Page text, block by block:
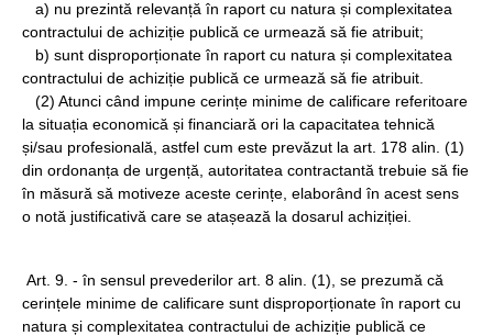
a) nu prezintă relevanță în raport cu natura și complexitatea
contractului de achiziție publică ce urmează să fie atribuit;
b) sunt disproporționate în raport cu natura și complexitatea
contractului de achiziție publică ce urmează să fie atribuit.
(2) Atunci când impune cerințe minime de calificare referitoare
la situația economică și financiară ori la capacitatea tehnică
și/sau profesională, astfel cum este prevăzut la art. 178 alin. (1)
din ordonanța de urgență, autoritatea contractantă trebuie să fie
în măsură să motiveze aceste cerințe, elaborând în acest sens
o notă justificativă care se atașează la dosarul achiziției.
Art. 9. - în sensul prevederilor art. 8 alin. (1), se prezumă că
cerințele minime de calificare sunt disproporționate în raport cu
natura și complexitatea contractului de achiziție publică ce